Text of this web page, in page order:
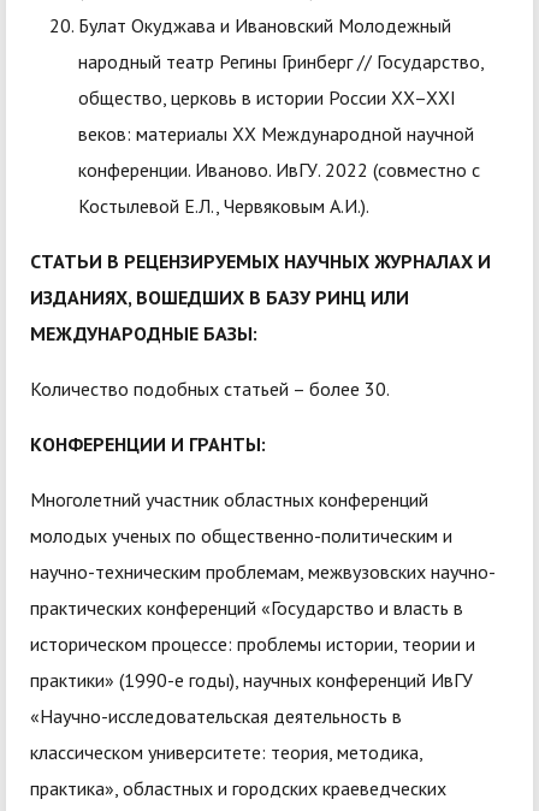
Булат Окуджава и Ивановский Молодежный
народный театр Регины Гринберг // Государство,
общество, церковь в истории России XX–XXI
веков: материалы XX Международной научной
конференции. Иваново. ИвГУ. 2022 (совместно с
Костылевой Е.Л., Червяковым А.И.).
СТАТЬИ В РЕЦЕНЗИРУЕМЫХ НАУЧНЫХ ЖУРНАЛАХ И
ИЗДАНИЯХ, ВОШЕДШИХ В БАЗУ РИНЦ ИЛИ
МЕЖДУНАРОДНЫЕ БАЗЫ:
Количество подобных статьей – более 30.
КОНФЕРЕНЦИИ И ГРАНТЫ:
Многолетний участник областных конференций
молодых ученых по общественно-политическим и
научно-техническим проблемам, межвузовских научно-
практических конференций «Государство и власть в
историческом процессе: проблемы истории, теории и
практики» (1990-е годы), научных конференций ИвГУ
«Научно-исследовательская деятельность в
классическом университете: теория, методика,
практика», областных и городских краеведческих